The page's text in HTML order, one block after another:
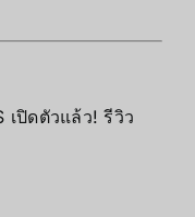
เปิดตัวแล้ว! รีวิว